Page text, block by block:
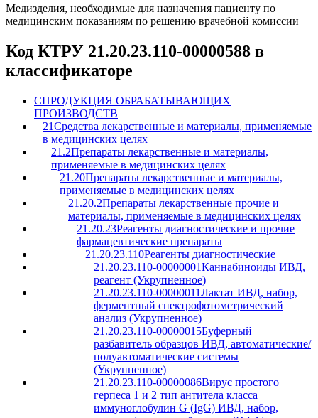
Медизделия, необходимые для назначения пациенту по
медицинским показаниям по решению врачебной комиссии
Код КТРУ 21.20.23.110-00000588 в
классификаторе
CПРОДУКЦИЯ ОБРАБАТЫВАЮЩИХ
ПРОИЗВОДСТВ
21Средства лекарственные и материалы, применяемые
в медицинских целях
21.2Препараты лекарственные и материалы,
применяемые в медицинских целях
21.20Препараты лекарственные и материалы,
применяемые в медицинских целях
21.20.2Препараты лекарственные прочие и
материалы, применяемые в медицинских целях
21.20.23Реагенты диагностические и прочие
фармацевтические препараты
21.20.23.110Реагенты диагностические
21.20.23.110-00000001Каннабиноиды ИВД,
реагент (Укрупненное)
21.20.23.110-00000011Лактат ИВД, набор,
ферментный спектрофотометрический
анализ (Укрупненное)
21.20.23.110-00000015Буферный
разбавитель образцов ИВД, автоматические/
полуавтоматические системы
(Укрупненное)
21.20.23.110-00000086Вирус простого
герпеса 1 и 2 тип антитела класса
иммуноглобулин G (IgG) ИВД, набор,